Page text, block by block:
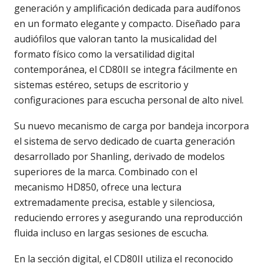
generación y amplificación dedicada para audífonos
en un formato elegante y compacto. Diseñado para
audiófilos que valoran tanto la musicalidad del
formato físico como la versatilidad digital
contemporánea, el CD80II se integra fácilmente en
sistemas estéreo, setups de escritorio y
configuraciones para escucha personal de alto nivel.
Su nuevo mecanismo de carga por bandeja incorpora
el sistema de servo dedicado de cuarta generación
desarrollado por Shanling, derivado de modelos
superiores de la marca. Combinado con el
mecanismo HD850, ofrece una lectura
extremadamente precisa, estable y silenciosa,
reduciendo errores y asegurando una reproducción
fluida incluso en largas sesiones de escucha.
En la sección digital, el CD80II utiliza el reconocido